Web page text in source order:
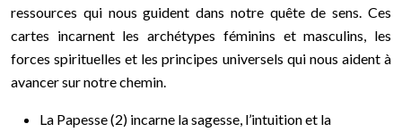
ressources qui nous guident dans notre quête de sens. Ces
cartes incarnent les archétypes féminins et masculins, les
forces spirituelles et les principes universels qui nous aident à
avancer sur notre chemin.
La Papesse (2) incarne la sagesse, l’intuition et la